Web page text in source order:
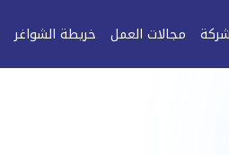
مجالات العمل خريطة الشواغر